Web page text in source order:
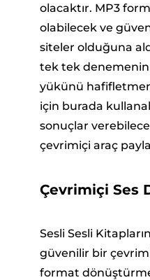
olacaktır. MP3
olabilecek ve
siteler olduğuna
tek tek denemenin
yükünü
için burada
sonuçlar
çevrimiçi araç
Çevrimiçi Ses
Sesli Sesli
güvenilir bir
format